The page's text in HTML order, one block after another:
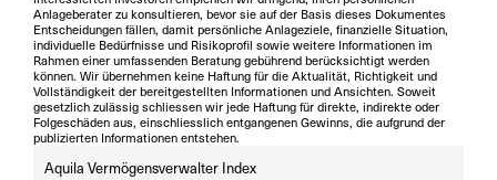
Anlageberater zu konsultieren, bevor sie auf der Basis dieses Dokumentes
Entscheidungen fällen, damit persönliche Anlageziele, finanzielle Situation,
individuelle Bedürfnisse und Risikoprofil sowie weitere Informationen im
Rahmen einer umfassenden Beratung gebührend berücksichtigt werden
können. Wir übernehmen keine Haftung für die Aktualität, Richtigkeit und
Vollständigkeit der bereitgestellten Informationen und Ansichten. Soweit
gesetzlich zulässig schliessen wir jede Haftung für direkte, indirekte oder
Folgeschäden aus, einschliesslich entgangenen Gewinns, die aufgrund der
publizierten Informationen entstehen.
Aquila Vermögensverwalter Index